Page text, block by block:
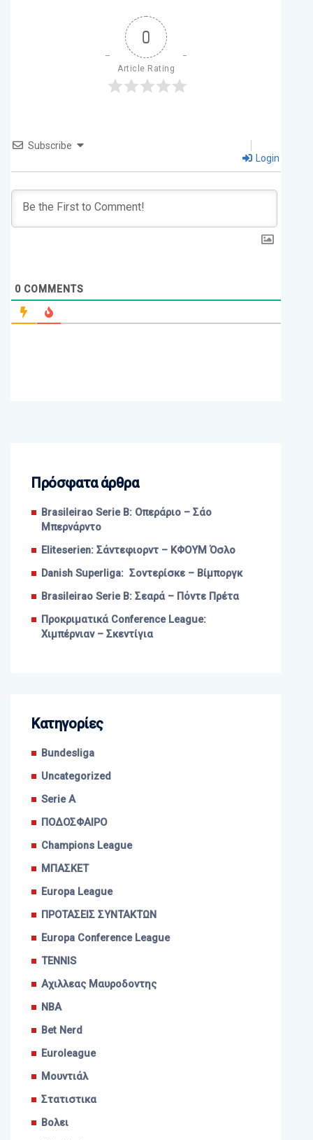
0
Article Rating
Subscribe
Login
0 COMMENTS
Πρόσφατα άρθρα
Brasileirao Serie B: Οπεράριο – Σάο
Μπερνάρντο
Eliteserien: Σάντεφιορντ – ΚΦΟΥΜ Όσλο
Danish Superliga: Σοντερίσκε – Βίμποργκ
Brasileirao Serie B: Σεαρά – Πόντε Πρέτα
Προκριματικά Conference League:
Χιμπέρνιαν – Σκεντίγια
Kατηγορίες
Bundesliga
Uncategorized
Serie A
ΠΟΔΟΣΦΑΙΡΟ
Champions League
ΜΠΑΣΚΕΤ
Europa League
ΠΡΟΤΑΣΕΙΣ ΣΥΝΤΑΚΤΩΝ
Europa Conference League
TENNIS
Αχιλλεας Μαυροδοντης
NBA
Bet Nerd
Euroleague
Μουντιάλ
Στατιστικα
Βολει